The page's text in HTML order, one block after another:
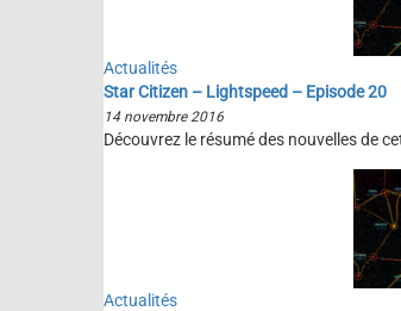
Actualités
Star Citizen – Lightspeed – Episode 20
14 novembre 2016
Découvrez le résumé des nouvelles de
Actualités